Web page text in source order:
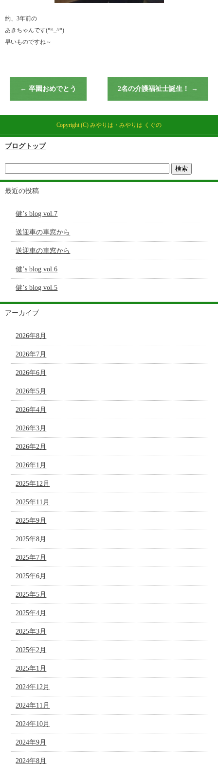
約、3年前の
あきちゃんです(*^_^*)
早いものですね～
← 卒園おめでとう 2名の介護福祉士誕生！ →
Copyright (C) みやりは・みやりは くぐの
ブログトップ
最近の投稿
健’s blog vol.7
送迎車の車窓から
送迎車の車窓から
健’s blog vol.6
健’s blog vol.5
アーカイブ
2026年8月
2026年7月
2026年6月
2026年5月
2026年4月
2026年3月
2026年2月
2026年1月
2025年12月
2025年11月
2025年9月
2025年8月
2025年7月
2025年6月
2025年5月
2025年4月
2025年3月
2025年2月
2025年1月
2024年12月
2024年11月
2024年10月
2024年9月
2024年8月